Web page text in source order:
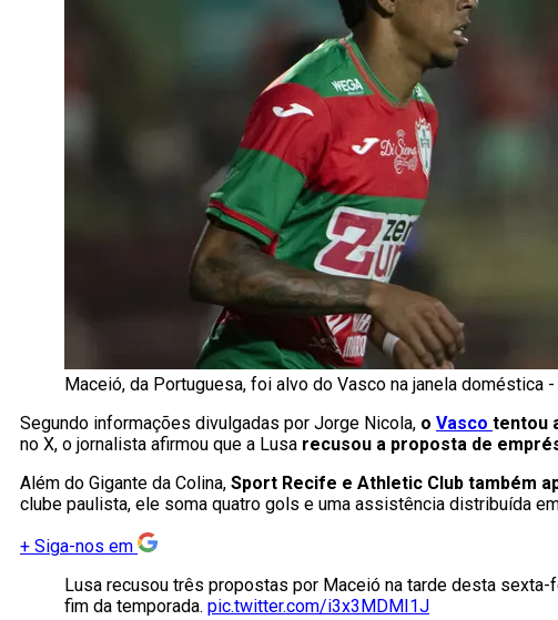
Maceió, da Portuguesa, foi alvo do Vasco na janela doméstica
Segundo informações divulgadas por Jorge Nicola, o Vasco tentou
no X, o jornalista afirmou que a Lusa recusou a proposta de
Além do Gigante da Colina, Sport Recife e Athletic Club também
clube paulista, ele soma quatro gols e uma assistência distribuída
+ Siga-nos em
Lusa recusou três propostas por Maceió na tarde desta
fim da temporada. pic.twitter.com/i3x3MDMI1J